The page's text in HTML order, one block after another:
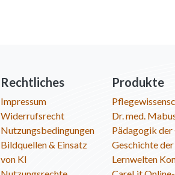
Rechtliches
Impressum
Widerrufsrecht
Nutzungsbedingungen
Bildquellen & Einsatz
von KI
Produkte
Dr. med.
Pädagogik
Geschichte
Lernwelten